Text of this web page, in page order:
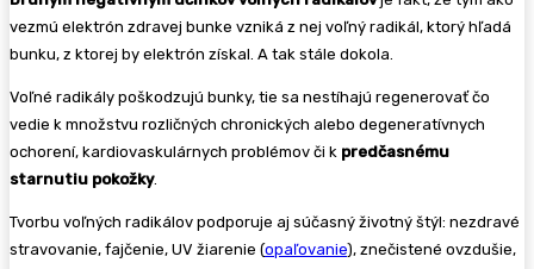
vezmú elektrón zdravej bunke vzniká z nej voľný radikál, ktorý hľadá
bunku, z ktorej by elektrón získal. A tak stále dokola.
Voľné radikály poškodzujú bunky, tie sa nestíhajú regenerovať čo
vedie k množstvu rozličných chronických alebo degeneratívnych
ochorení, kardiovaskulárnych problémov či k predčasnému
starnutiu pokožky.
Tvorbu voľných radikálov podporuje aj súčasný životný štýl: nezdravé
stravovanie, fajčenie, UV žiarenie (opaľovanie), znečistené ovzdušie,